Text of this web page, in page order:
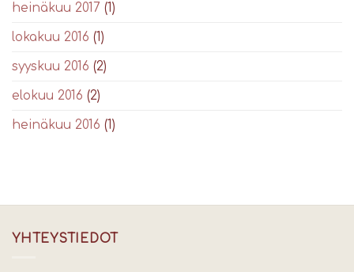
heinäkuu 2017 (1)
lokakuu 2016 (1)
syyskuu 2016 (2)
elokuu 2016 (2)
heinäkuu 2016 (1)
YHTEYSTIEDOT